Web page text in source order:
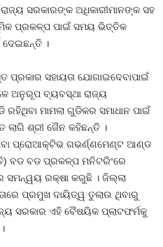
ସରକାରଙ୍କ ଅଧିକାରୀମାନଙ୍କ ସହ
ପ୍ରକଳ୍ପ ପାଇଁ ସମୟ ଭିତ୍ତିକ
ଦେଇଛନ୍ତି ।
ସହାୟତା ଯୋଗାଇଦେବାପାଇଁ
ଅନୁରୂପ ବ୍ୟବସ୍ଥା ରାଜ୍ୟ
ମାମଲା ଗୁଡିକର ସମାଧାନ ପାଇଁ
ଶ୍ରୀ ଜୈନ କହିଛନ୍ତି ।
ପ୍ରୋଆକ୍ଟିଭ ଗଭର୍ଣ୍ଣମେଣ୍ଟ ଆଣ୍ଡ
ବଡ ବଡ ପ୍ରକଳ୍ପ ମନିଟରିଂରେ
ସମନ୍ୱୟ ରକ୍ଷା କରୁଛି । ଜିଲ୍ଲା
ପ୍ରମୁଖ ଦାୟିତ୍ୱ ତୁଲାଉ ଥିବାରୁ
ସରକାର ଏହି ବୈଷୟିକ ପ୍ଲାଟଫର୍ମକୁ